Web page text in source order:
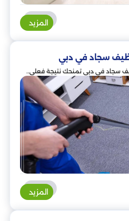
المزيد
سجاد في دبي
سجاد في دبي تمنحك نتيجة فعلي..
المزيد